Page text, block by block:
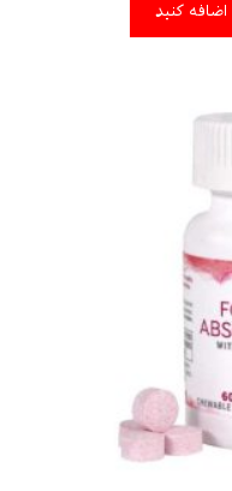
کنید